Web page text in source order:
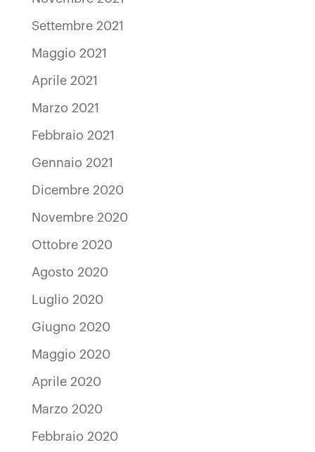
Settembre 2021
Maggio 2021
Aprile 2021
Marzo 2021
Febbraio 2021
Gennaio 2021
Dicembre 2020
Novembre 2020
Ottobre 2020
Agosto 2020
Luglio 2020
Giugno 2020
Maggio 2020
Aprile 2020
Marzo 2020
Febbraio 2020